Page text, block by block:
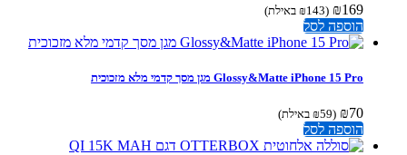
₪
(
₪ 143 באילת)
הוספה לסל
Glossy&Matte iPhone 15 Pro מגן מסך קדמי מלא מזכוכית
(
₪59 באילת)
הוספה לסל